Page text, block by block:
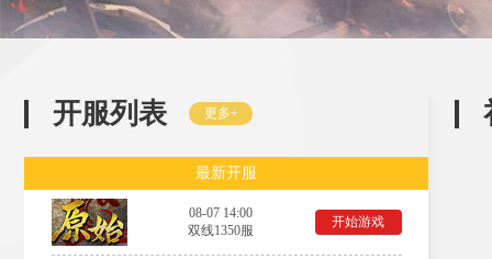
开服列表 更多+
最新开服
08-07 14:00
双线1350服
开始游戏